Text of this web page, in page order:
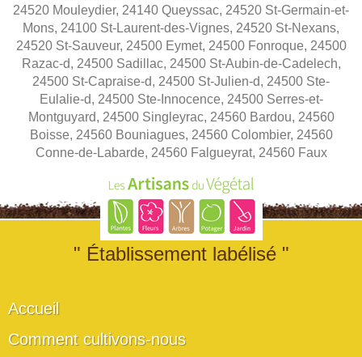
24520 Mouleydier, 24140 Queyssac, 24520 St-Germain-et-
Mons, 24100 St-Laurent-des-Vignes, 24520 St-Nexans,
24520 St-Sauveur, 24500 Eymet, 24500 Fonroque, 24500
Razac-d, 24500 Sadillac, 24500 St-Aubin-de-Cadelech,
24500 St-Capraise-d, 24500 St-Julien-d, 24500 Ste-
Eulalie-d, 24500 Ste-Innocence, 24500 Serres-et-
Montguyard, 24500 Singleyrac, 24560 Bardou, 24560
Boisse, 24560 Bouniagues, 24560 Colombier, 24560
Conne-de-Labarde, 24560 Falgueyrat, 24560 Faux
" Établissement labélisé "
Accueil
Comment cultivons-nous